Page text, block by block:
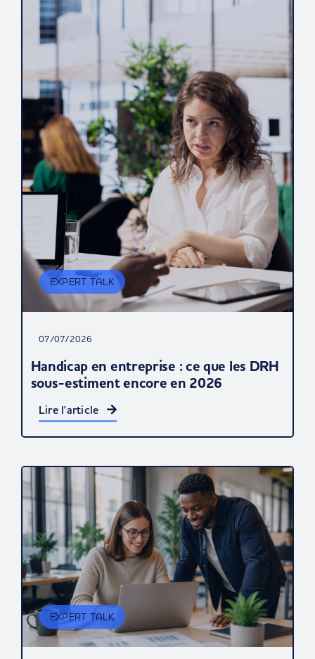
EXPERT TALK
07/07/2026
Handicap en entreprise : ce que les DRH
sous-estiment encore en 2026
Lire l'article
EXPERT TALK